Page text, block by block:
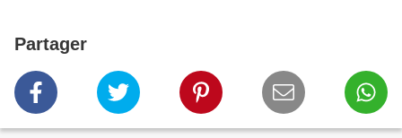
Partager